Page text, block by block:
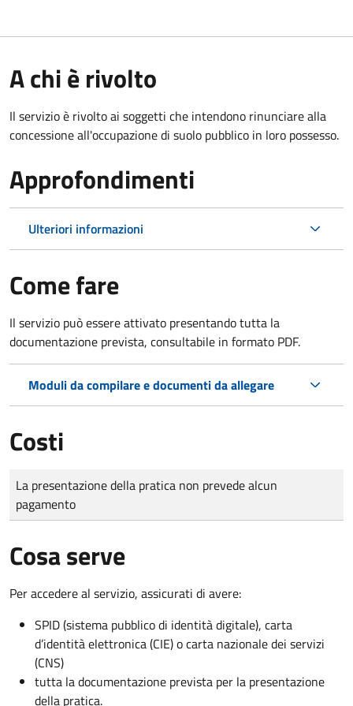
A chi è rivolto
Il servizio è rivolto ai soggetti che intendono rinunciare alla
concessione all'occupazione di suolo pubblico in loro possesso.
Approfondimenti
Ulteriori informazioni
Come fare
Il servizio può essere attivato presentando tutta la
documentazione prevista, consultabile in formato PDF.
Moduli da compilare e documenti da allegare
Costi
Tipo di pagamento
Importo
La presentazione della pratica non prevede alcun
pagamento
Cosa serve
Per accedere al servizio, assicurati di avere:
SPID (sistema pubblico di identità digitale), carta
d’identità elettronica (CIE) o carta nazionale dei servizi
(CNS)
tutta la documentazione prevista per la presentazione
della pratica.